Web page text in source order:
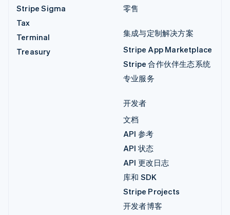
Stripe Sigma
Tax
Terminal
Treasury
零售
集成与定制解决方案
Stripe App Marketplace
Stripe 合作伙伴生态系统
专业服务
开发者
文档
API 参考
API 状态
API 更改日志
库和 SDK
Stripe Projects
开发者博客